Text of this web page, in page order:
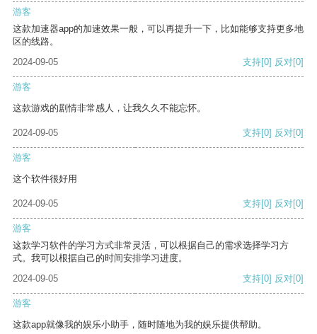
游客
这款加速器app的加速效果一般，可以再提升一下，比如能够支持更多地
区的线路。
2024-09-05
支持[0] 反对[0]
游客
这款游戏的剧情非常感人，让我久久不能忘怀。
2024-09-05 支持[0] 反对[0]
游客
这个软件很好用
2024-09-05 支持[0] 反对[0]
游客
这款学习软件的学习方式非常灵活，可以根据自己的需求选择学习方
式。我可以根据自己的时间安排学习进度。
2024-09-05
支持[0] 反对[0]
游客
这款app就像我的娱乐小助手，随时随地为我的娱乐提供帮助。